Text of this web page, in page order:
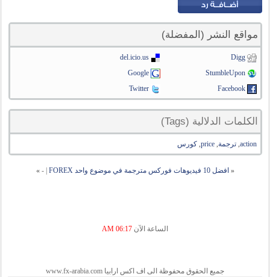
مواقع النشر (المفضلة)
Digg
del.icio.us
StumbleUpon
Google
Facebook
Twitter
الكلمات الدلالية (Tags)
action
,ترجمة,
price
,كورس
« افضل 10 فيديوهات فوركس مترجمة في موضوع واحد FOREX |
-
»
الساعة الآن 06:17 AM
جميع الحقوق محفوظة الى اف اكس ارابيا www.fx-arabia.com